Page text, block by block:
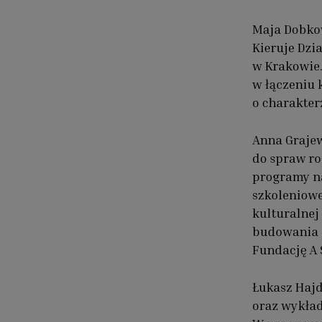
Maja
Kieruje
w
w
o
Anna
do spraw
programy
kulturalnej
budowania
Fundację A
Łukasz
oraz